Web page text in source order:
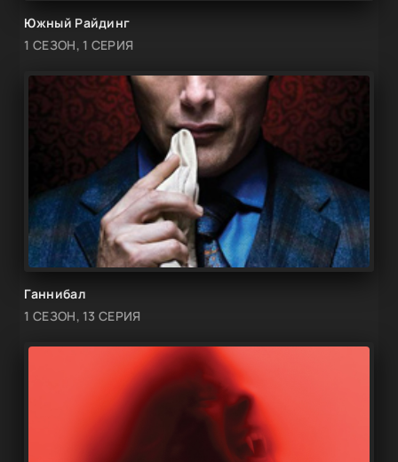
Южный Райдинг
1 СЕЗОН, 1 СЕРИЯ
Ганнибал
1 СЕЗОН, 13 СЕРИЯ